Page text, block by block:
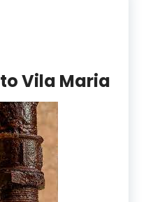
Vila Maria